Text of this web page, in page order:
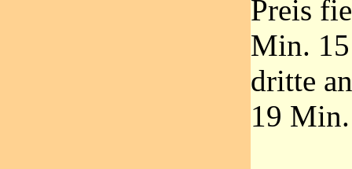
Preis
Min.
dritte
19